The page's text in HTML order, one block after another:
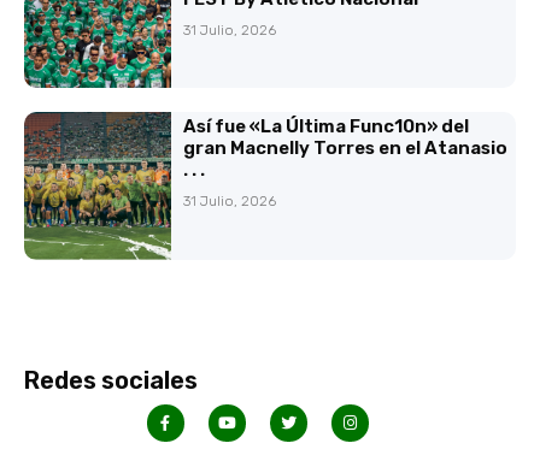
31 Julio, 2026
Así fue «La Última Func10n» del
gran Macnelly Torres en el Atanasio
. . .
31 Julio, 2026
Redes sociales